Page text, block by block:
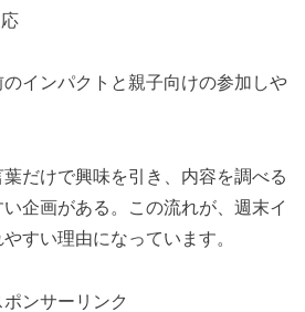
インパクトと親子向けの参加しや
葉だけで興味を引き、内容を調べる
企画がある。この流れが、週末イ
すい理由になっています。
ポンサーリンク